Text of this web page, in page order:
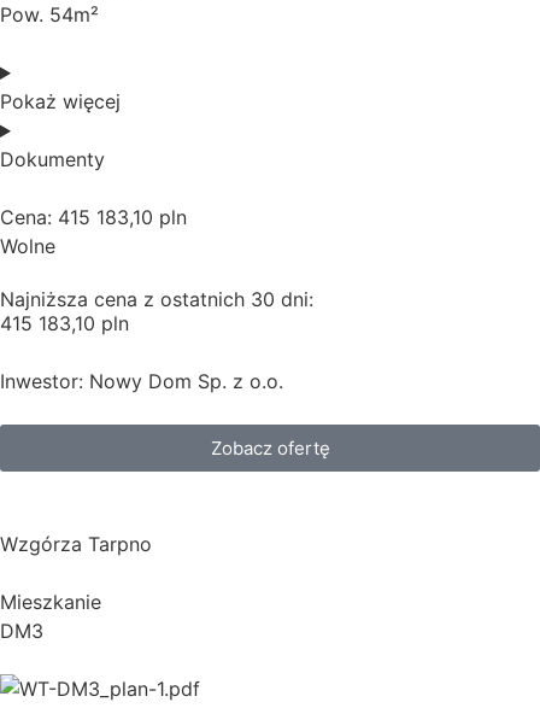
Pow. 54m²
Pokaż więcej
Dokumenty
Cena: 415 183,10 pln
Wolne
Najniższa cena z ostatnich 30 dni:
415 183,10 pln
Inwestor: Nowy Dom Sp. z o.o.
Zobacz ofertę
Wzgórza Tarpno
Mieszkanie
DM3